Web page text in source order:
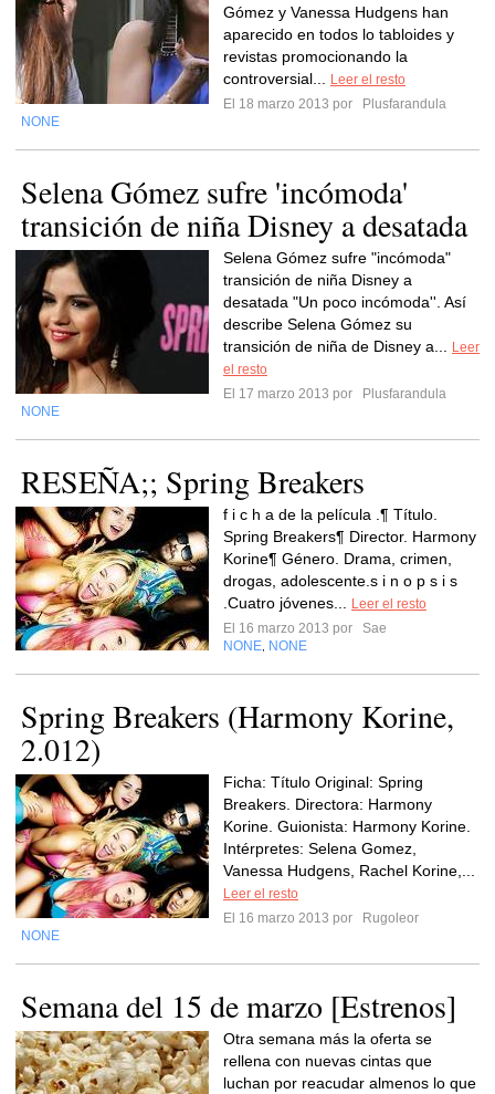
Gómez y Vanessa Hudgens han
aparecido en todos lo tabloides y
revistas promocionando la
controversial...
Leer el resto
El 18 marzo 2013 por
Plusfarandula
NONE
Selena Gómez sufre 'incómoda'
transición de niña Disney a desatada
Selena Gómez sufre "incómoda"
transición de niña Disney a
desatada "Un poco incómoda''. Así
describe Selena Gómez su
transición de niña de Disney a...
Leer
el resto
El 17 marzo 2013 por
Plusfarandula
NONE
RESEÑA;; Spring Breakers
f i c h a de la película .¶ Título.
Spring Breakers¶ Director. Harmony
Korine¶ Género. Drama, crimen,
drogas, adolescente.s i n o p s i s
.Cuatro jóvenes...
Leer el resto
El 16 marzo 2013 por
Sae
NONE NONE
Spring Breakers (Harmony Korine,
2.012)
Ficha: Título Original: Spring
Breakers. Directora: Harmony
Korine. Guionista: Harmony Korine.
Intérpretes: Selena Gomez,
Vanessa Hudgens, Rachel Korine,...
Leer el resto
El 16 marzo 2013 por
Rugoleor
NONE
Semana del 15 de marzo [Estrenos]
Otra semana más la oferta se
rellena con nuevas cintas que
luchan por reacudar almenos lo que